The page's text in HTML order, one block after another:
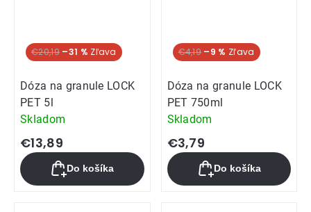
€20,19 –31 %
Dóza na granule LOCK
PET 5l
Skladom
€13,89
Do košíka
€4,19 –9 %
Dóza na granule LOCK
PET 750ml
Skladom
€3,79
Do košíka